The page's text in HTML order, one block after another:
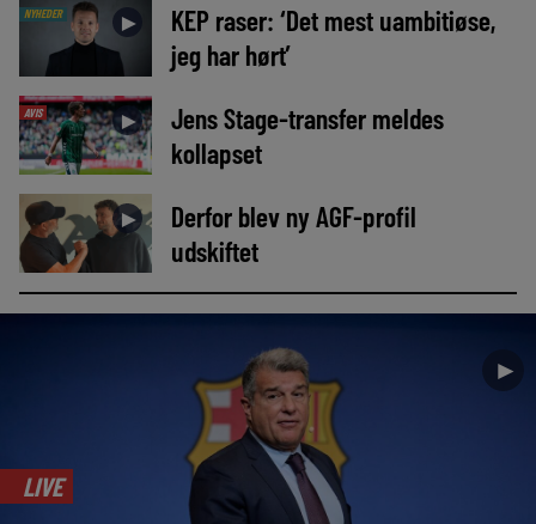
NYHEDER ►
KEP raser: ‘Det mest uambitiøse,
jeg har hørt’
AVIS ►
Jens Stage-transfer meldes
kollapset
►
Derfor blev ny AGF-profil
udskiftet
►
LIVE